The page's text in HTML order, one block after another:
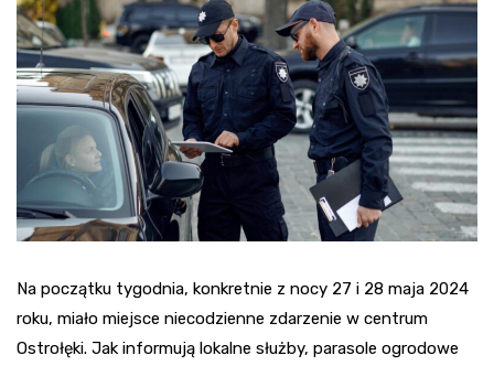
Na początku tygodnia, konkretnie z nocy 27 i 28 maja 2024
roku, miało miejsce niecodzienne zdarzenie w centrum
Ostrołęki. Jak informują lokalne służby, parasole ogrodowe